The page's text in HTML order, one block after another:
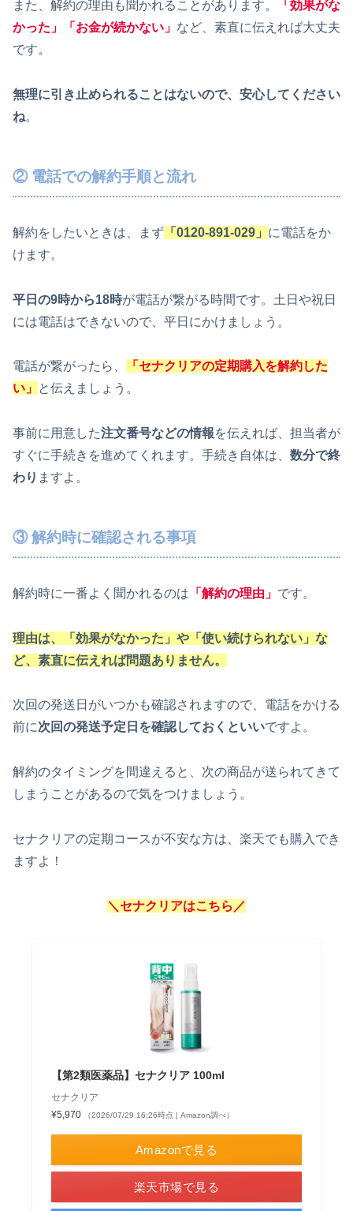
また、解約の理由も聞かれることがあります。
「効果がな
かった」「お金が続かない」 など、素直に伝えれば大丈夫
です。
無理に引き止められることはないので、安心してください
ね。
② 電話での解約手順と流れ
解約をしたいときは、まず 「0120-891-029」 に電話をか
けます。
平日の9時から18時が電話が繋がる時間です。土日や祝日
には電話はできないので、平日にかけましょう。
電話が繋がったら、
「セナクリアの定期購入を解約した
い」 と伝えましょう。
事前に用意した注文番号などの情報を伝えれば、担当者が
すぐに手続きを進めてくれます。手続き自体は、 数分で終
わり ますよ。
③ 解約時に確認される事項
解約時に一番よく聞かれるのは 「解約の理由」 です。
理由は、「効果がなかった」や「使い続けられない」な
ど、素直に伝えれば問題ありません。
次回の発送日がいつかも確認されますので、電話をかける
前に次回の発送予定日を確認しておくといいですよ。
解約のタイミングを間違えると、次の商品が送られてきて
しまうことがあるので気をつけましょう。
セナクリアの定期コースが不安な方は、楽天でも購入でき
ますよ！
＼セナクリアはこちら／
【第2類医薬品】セナクリア 100ml
セナクリア
¥5,970
（2026/07/29 16:26時点 | Amazon調べ）
Amazonで見る
楽天市場で見る